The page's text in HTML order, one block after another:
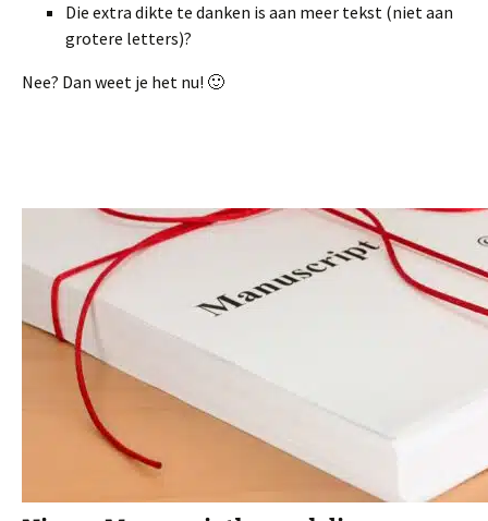
Die extra dikte te danken is aan meer tekst (niet aan
grotere letters)?
Nee? Dan weet je het nu! 🙂